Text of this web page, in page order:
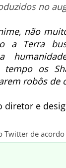
no
não
a Terra
tempo os
robôs de
diretor e
de